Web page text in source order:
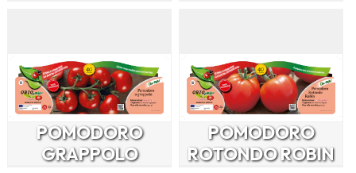
POMODORO
GRAPPOLO
POMODORO
ROTONDO ROBIN